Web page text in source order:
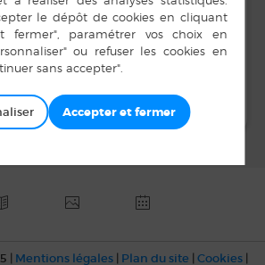
Fête de la science à la
médiathèque
| Mentions légales | Plan du site | Cookies |